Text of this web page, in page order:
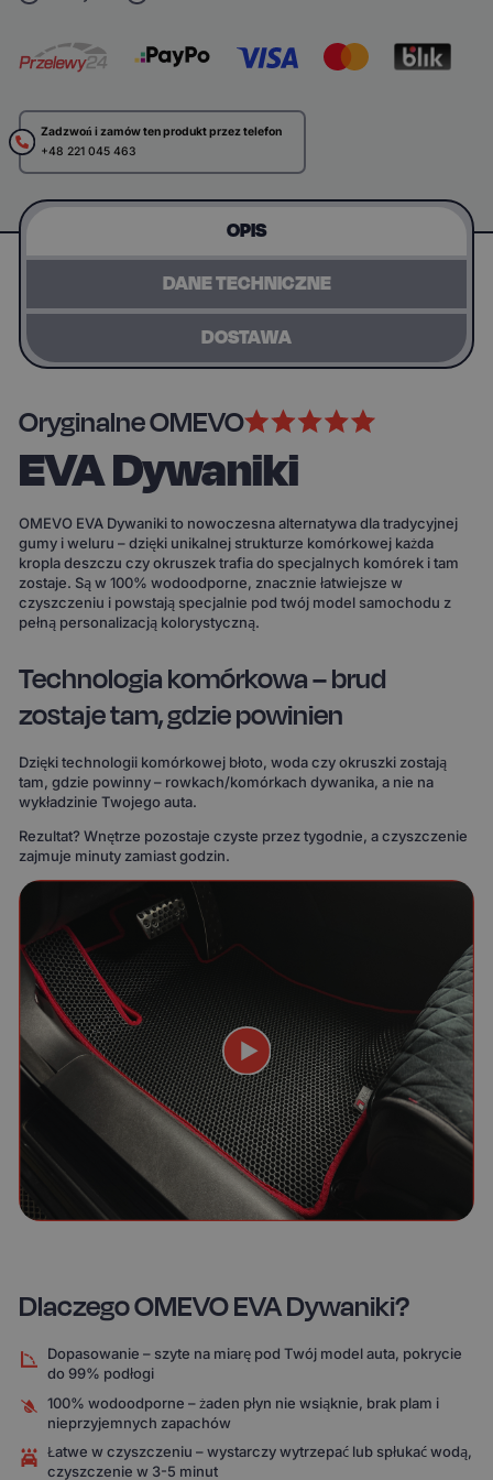
Zadzwoń i zamów ten produkt przez telefon
+48 221 045 463
OPIS
DANE TECHNICZNE
DOSTAWA
Oryginalne OMEVO
EVA Dywaniki
OMEVO EVA Dywaniki to nowoczesna alternatywa dla tradycyjnej
gumy i weluru – dzięki unikalnej strukturze komórkowej każda
kropla deszczu czy okruszek trafia do specjalnych komórek i tam
zostaje. Są w 100% wodoodporne, znacznie łatwiejsze w
czyszczeniu i powstają specjalnie pod twój model samochodu z
pełną personalizacją kolorystyczną.
Technologia komórkowa – brud
zostaje tam, gdzie powinien
Dzięki technologii komórkowej błoto, woda czy okruszki zostają
tam, gdzie powinny – rowkach/komórkach dywanika, a nie na
wykładzinie Twojego auta.
Rezultat? Wnętrze pozostaje czyste przez tygodnie, a czyszczenie
zajmuje minuty zamiast godzin.
Dlaczego OMEVO EVA Dywaniki?
Dopasowanie – szyte na miarę pod Twój model auta, pokrycie
do 99% podłogi
100% wodoodporne – żaden płyn nie wsiąknie, brak plam i
nieprzyjemnych zapachów
Łatwe w czyszczeniu – wystarczy wytrzepać lub spłukać wodą,
czyszczenie w 3-5 minut